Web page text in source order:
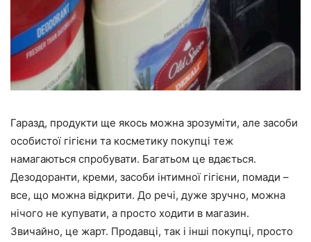
Гаразд, продукти ще якось можна зрозуміти, але засоби
особистої гігієни та косметику покупці теж
намагаються спробувати. Багатьом це вдається.
Дезодоранти, креми, засоби інтимної гігієни, помади –
все, що можна відкрити. До речі, дуже зручно, можна
нічого не купувати, а просто ходити в магазин.
Звичайно, це жарт. Продавці, так і інші покупці, просто